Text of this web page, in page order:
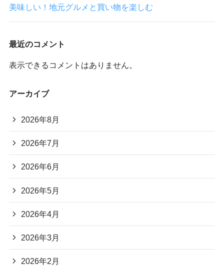
美味しい！地元グルメと買い物を楽しむ
最近のコメント
表示できるコメントはありません。
アーカイブ
2026年8月
2026年7月
2026年6月
2026年5月
2026年4月
2026年3月
2026年2月